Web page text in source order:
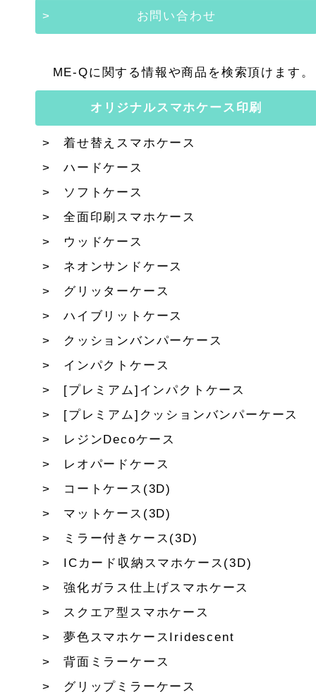
お問い合わせ
ME-Qに関する情報や商品を検索頂けます。
オリジナルスマホケース印刷
着せ替えスマホケース
ハードケース
ソフトケース
全面印刷スマホケース
ウッドケース
ネオンサンドケース
グリッターケース
ハイブリットケース
クッションバンパーケース
インパクトケース
[プレミアム]インパクトケース
[プレミアム]クッションバンパーケース
レジンDecoケース
レオパードケース
コートケース(3D)
マットケース(3D)
ミラー付きケース(3D)
ICカード収納スマホケース(3D)
強化ガラス仕上げスマホケース
スクエア型スマホケース
夢色スマホケースIridescent
背面ミラーケース
グリップミラーケース